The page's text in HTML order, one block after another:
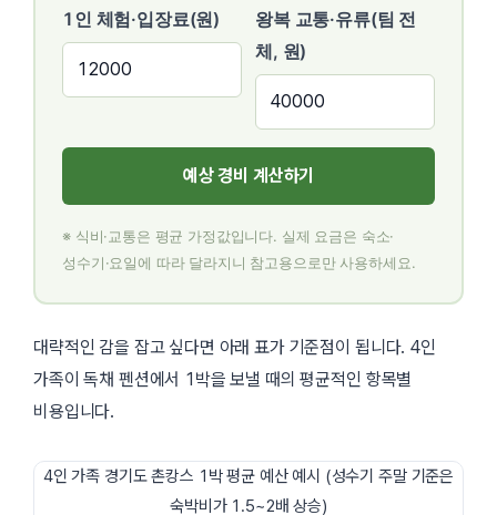
1인 체험·입장료(원)
왕복 교통·유류(팀 전
체, 원)
예상 경비 계산하기
※ 식비·교통은 평균 가정값입니다. 실제 요금은 숙소·
성수기·요일에 따라 달라지니 참고용으로만 사용하세요.
대략적인 감을 잡고 싶다면 아래 표가 기준점이 됩니다. 4인
가족이 독채 펜션에서 1박을 보낼 때의 평균적인 항목별
비용입니다.
4인 가족 경기도 촌캉스 1박 평균 예산 예시 (성수기 주말 기준은
숙박비가 1.5~2배 상승)